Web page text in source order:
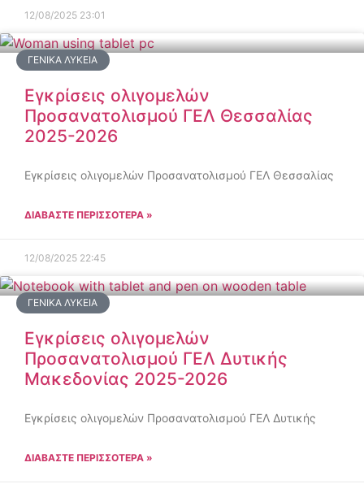
12/08/2025 23:01
ΓΕΝΙΚΆ ΛΎΚΕΙΑ
Εγκρίσεις ολιγομελών
Προσανατολισμού ΓΕΛ Θεσσαλίας
2025-2026
Εγκρίσεις ολιγομελών Προσανατολισμού ΓΕΛ Θεσσαλίας
ΔΙΑΒΑΣΤΕ ΠΕΡΙΣΣΟΤΕΡΑ »
12/08/2025 22:45
ΓΕΝΙΚΆ ΛΎΚΕΙΑ
Εγκρίσεις ολιγομελών
Προσανατολισμού ΓΕΛ Δυτικής
Μακεδονίας 2025-2026
Εγκρίσεις ολιγομελών Προσανατολισμού ΓΕΛ Δυτικής
ΔΙΑΒΑΣΤΕ ΠΕΡΙΣΣΟΤΕΡΑ »